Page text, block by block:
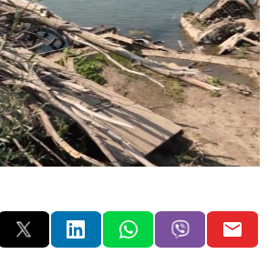
Loaded:
46.04%